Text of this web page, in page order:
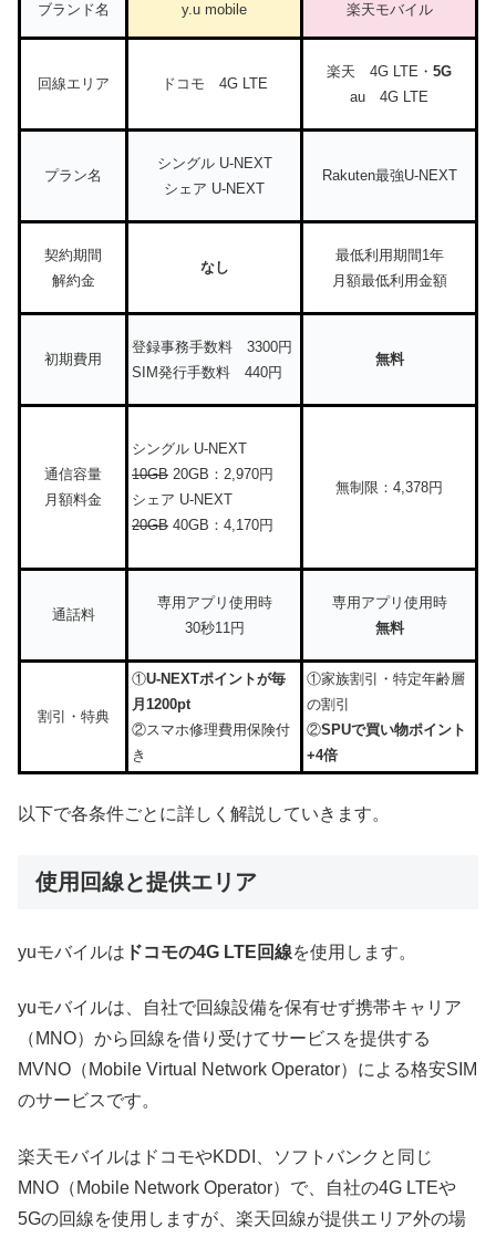
ブランド名 y.u mobile 楽天モバイル
回線エリア ドコモ 4G LTE
楽天 4G LTE・ 5G
au 4G LTE
プラン名
シングル U-NEXT
シェア U-NEXT
Rakuten最強U-NEXT
契約期間
解約金
なし
最低利用期間1年
月額最低利用金額
初期費用
登録事務手数料 3300円
SIM発行手数料 440円
無料
通信容量
月額料金
シングル U-NEXT
10GB 20GB：2,970円
シェア U-NEXT
20GB 40GB：4,170円
無制限：4,378円
通話料
専用アプリ使用時
30秒11円
専用アプリ使用時
無料
割引・特典
①U-NEXTポイントが毎
月1200pt
②スマホ修理費用保険付
き
①家族割引・特定年齢層
の割引
②SPUで買い物ポイント
+4倍
以下で各条件ごとに詳しく解説していきます。
使用回線と提供エリア
yuモバイルは ドコモの4G LTE回線を使用します。
yuモバイルは、自社で回線設備を保有せず携帯キャリア
（MNO）から回線を借り受けてサービスを提供する
MVNO（Mobile Virtual Network Operator）による格安SIM
のサービスです。
楽天モバイルはドコモやKDDI、ソフトバンクと同じ
MNO（Mobile Network Operator）で、自社の4G LTEや
5Gの回線を使用しますが、楽天回線が提供エリア外の場